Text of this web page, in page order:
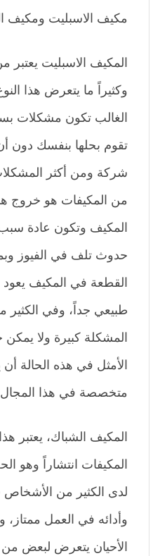
مكيف الاسبليت ومكيف
المكيف الاسبليت يعتبر
وكثيراً ما يتعرض هذا
الغالب تكون مشكلات
تقوم بحلها بنفسك دون
شركة ومن أكثر
من المكيفات هو خروج
المكيف وتكون عادة
حدوث تلف في الفيوز
القطعة في المكيف
طبيعي جداً، وفي الكثير
المشكلة كبيرة ولا
الأمثل في هذه الحالة
متخصصة في هذا
المكيف الشباك، يعتبر
المكيفات انتشاراً وهو
لدى الكثير من
وأدائه في العمل
الأحيان يتعرض لبعض